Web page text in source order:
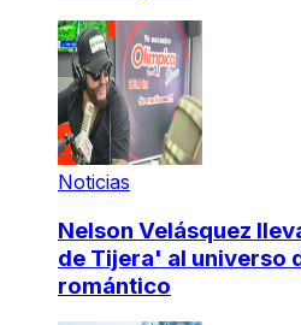
Noticias
Nelson Velásquez
de Tijera' al universo
romántico